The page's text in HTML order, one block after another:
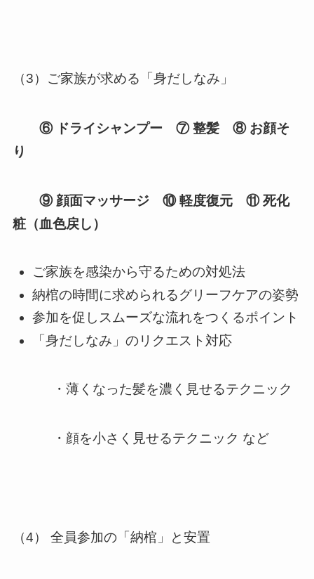
（3）ご家族が求める「身だしなみ」
⑥ ドライシャンプー ⑦整髪 ⑧ お顔そ
り
⑨ 顔面マッサージ ⑩軽度復元 ⑪死化
粧（血色戻し）
ご家族を感染から守るための対処法
納棺の時間に求められるグリーフケアの姿勢
参加を促しスムーズな流れをつくるポイント
「身だしなみ」のリクエスト対応
・薄くなった髪を濃く見せるテクニック
・顔を小さく見せるテクニック など
（4） 全員参加の「納棺」と安置